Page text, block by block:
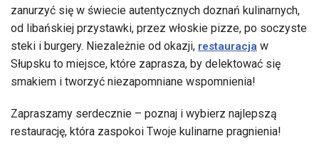
zanurzyć się w świecie autentycznych doznań kulinarnych,
od libańskiej przystawki, przez włoskie pizze, po soczyste
steki i burgery. Niezależnie od okazji, restauracja w
Słupsku to miejsce, które zaprasza, by delektować się
smakiem i tworzyć niezapomniane wspomnienia!
Zapraszamy serdecznie – poznaj i wybierz najlepszą
restaurację, która zaspokoi Twoje kulinarne pragnienia!